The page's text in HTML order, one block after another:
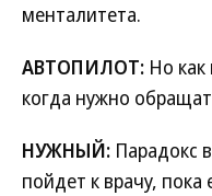
менталитета.
АВТОПИЛОТ: Но
когда нужно
НУЖНЫЙ: Парадокс
пойдет к врачу, пока